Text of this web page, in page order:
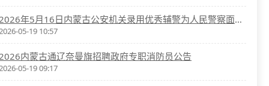
2026年5月16日内蒙古公安机关录用优秀辅警为人民警察面试题
05-19 10:57
内蒙古通辽奈曼旗招聘政府专职消防员公告
05-19 09:17